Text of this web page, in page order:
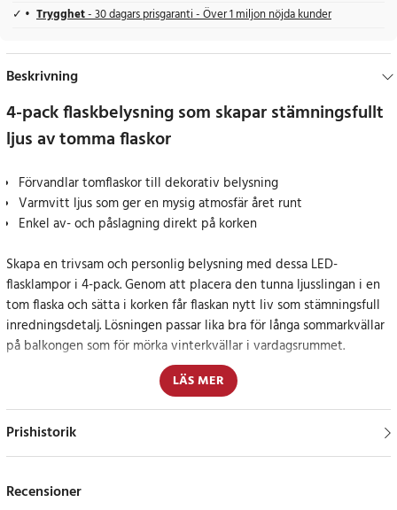
Trygghet- 30 dagars prisgaranti - Över 1 miljon nöjda kunder
Beskrivning
4-pack flaskbelysning som skapar stämningsfullt
ljus av tomma flaskor
Förvandlar tomflaskor till dekorativ belysning
Varmvitt ljus som ger en mysig atmosfär året runt
Enkel av- och påslagning direkt på korken
Skapa en trivsam och personlig belysning med dessa LED-
flasklampor i 4-pack. Genom att placera den tunna ljusslingan i en
tom flaska och sätta i korken får flaskan nytt liv som stämningsfull
inredningsdetalj. Lösningen passar lika bra för långa sommarkvällar
på balkongen som för mörka vinterkvällar i vardagsrummet.
Varje flasklampa är utrustad med 10 varmvita LED-dioder som
sprider ett mjukt och behagligt ljus. Den silverfärgade tråden med
en längd på 1 meter gör det enkelt att forma belysningen efter
Korken är tillverkad i plast och fungerar som lock samtidigt som
LÄS MER
Prishistorik
Recensioner